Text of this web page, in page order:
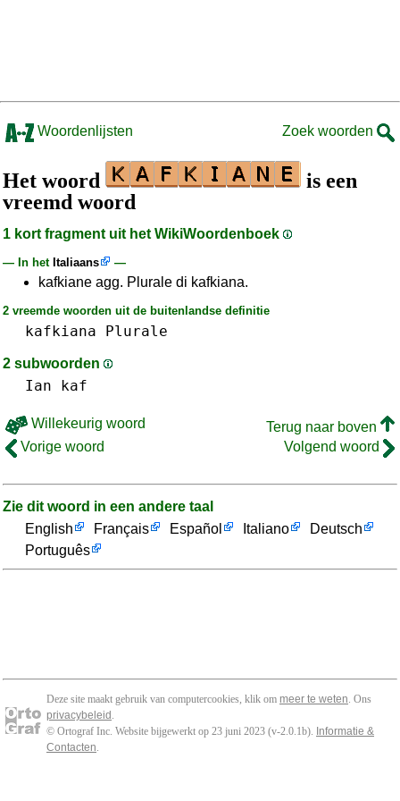
Woordenlijsten Zoek woorden
Het woord
is een
vreemd woord
1 kort fragment uit het WikiWoordenboek
— In het Italiaans —
kafkiane agg. Plurale di kafkiana.
2 vreemde woorden uit de buitenlandse definitie
kafkiana Plurale
2 subwoorden
Ian kaf
Willekeurig woord
Terug naar boven
Vorige woord
Volgend woord
Zie dit woord in een andere taal
English
Français Español Italiano
Deutsch
Português
Deze site maakt gebruik van computercookies, klik om meer te weten. Ons
privacybeleid .
© Ortograf Inc. Website bijgewerkt op 23 juni 2023 (v-2.0.1b). Informatie &
Contacten.